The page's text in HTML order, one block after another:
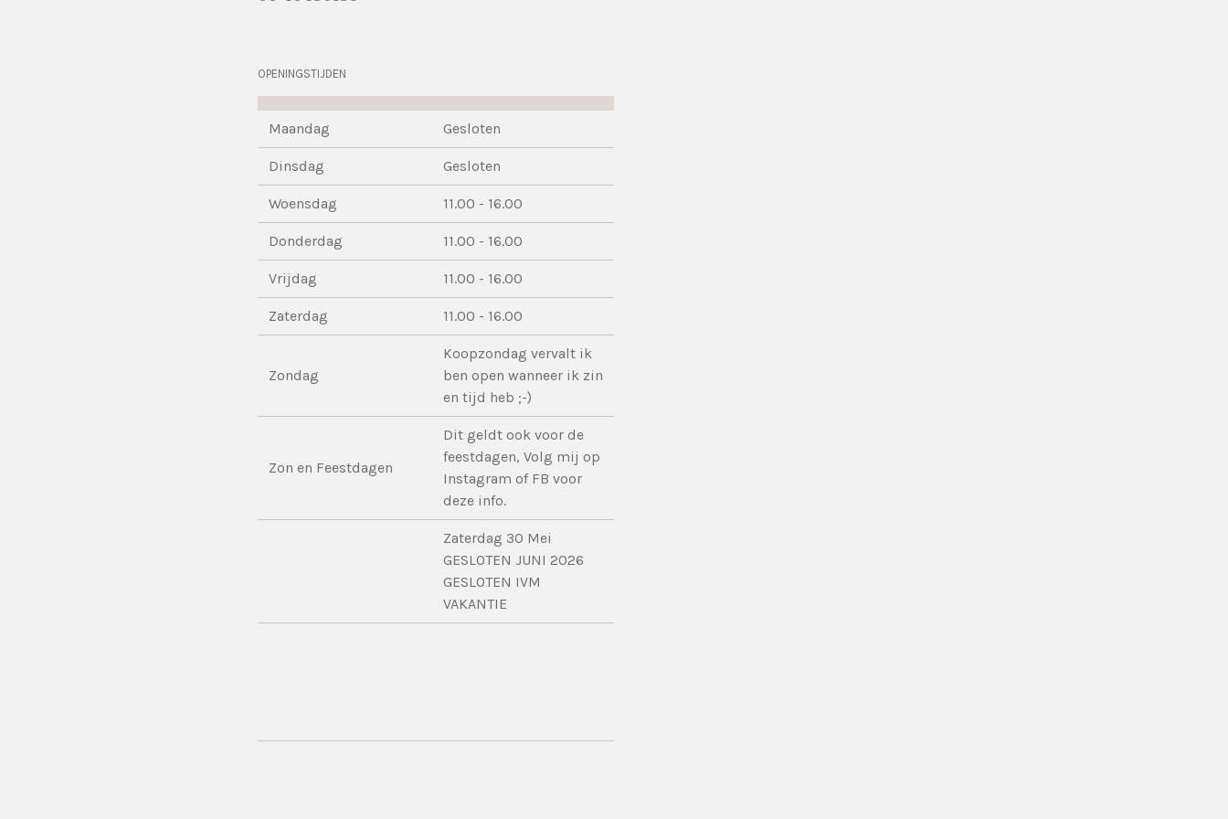
OPENINGSTIJDEN
Maandag Gesloten
Dinsdag Gesloten
Woensdag 11.00 - 16.00
Donderdag 11.00 - 16.00
Vrijdag 11.00 - 16.00
Zaterdag 11.00 - 16.00
Zondag
Koopzondag vervalt ik
ben open wanneer ik zin
en tijd heb ;-)
Zon en Feestdagen
Dit geldt ook voor de
feestdagen, Volg mij op
Instagram of FB voor
deze info.
Zaterdag 30 Mei
GESLOTEN JUNI 2026
GESLOTEN IVM
VAKANTIE